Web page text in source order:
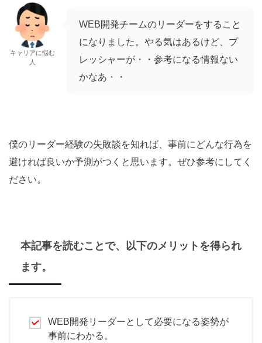
キャリアに悩む
人
WEB開発チームのリーダーをすること
になりました。やる気はあるけど、プ
レッシャーが・・参考になる情報ない
かなあ・・
僕のリーダー経験の失敗談を知れば、事前にどんな行為を
避ければ良いか予測がつくと思います。ぜひ参考にしてく
ださい。
本記事を読むことで、以下のメリットを得られ
ます。
WEB開発リーダーとして必要になる姿勢が
事前にわかる。